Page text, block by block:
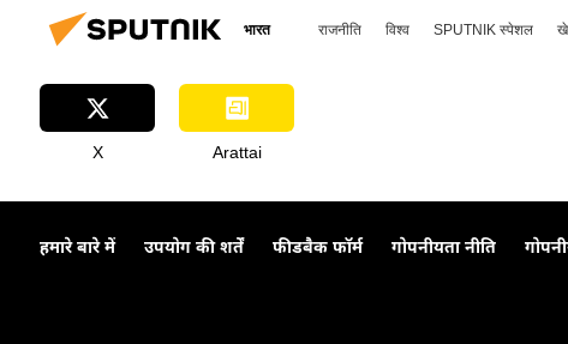
भारत राजनीति विश्व SPUTNIK स्पेशल
X Arattai
हमारे बारे में उपयोग की शर्तें फीडबैक फॉर्म गोपनीयता नीति